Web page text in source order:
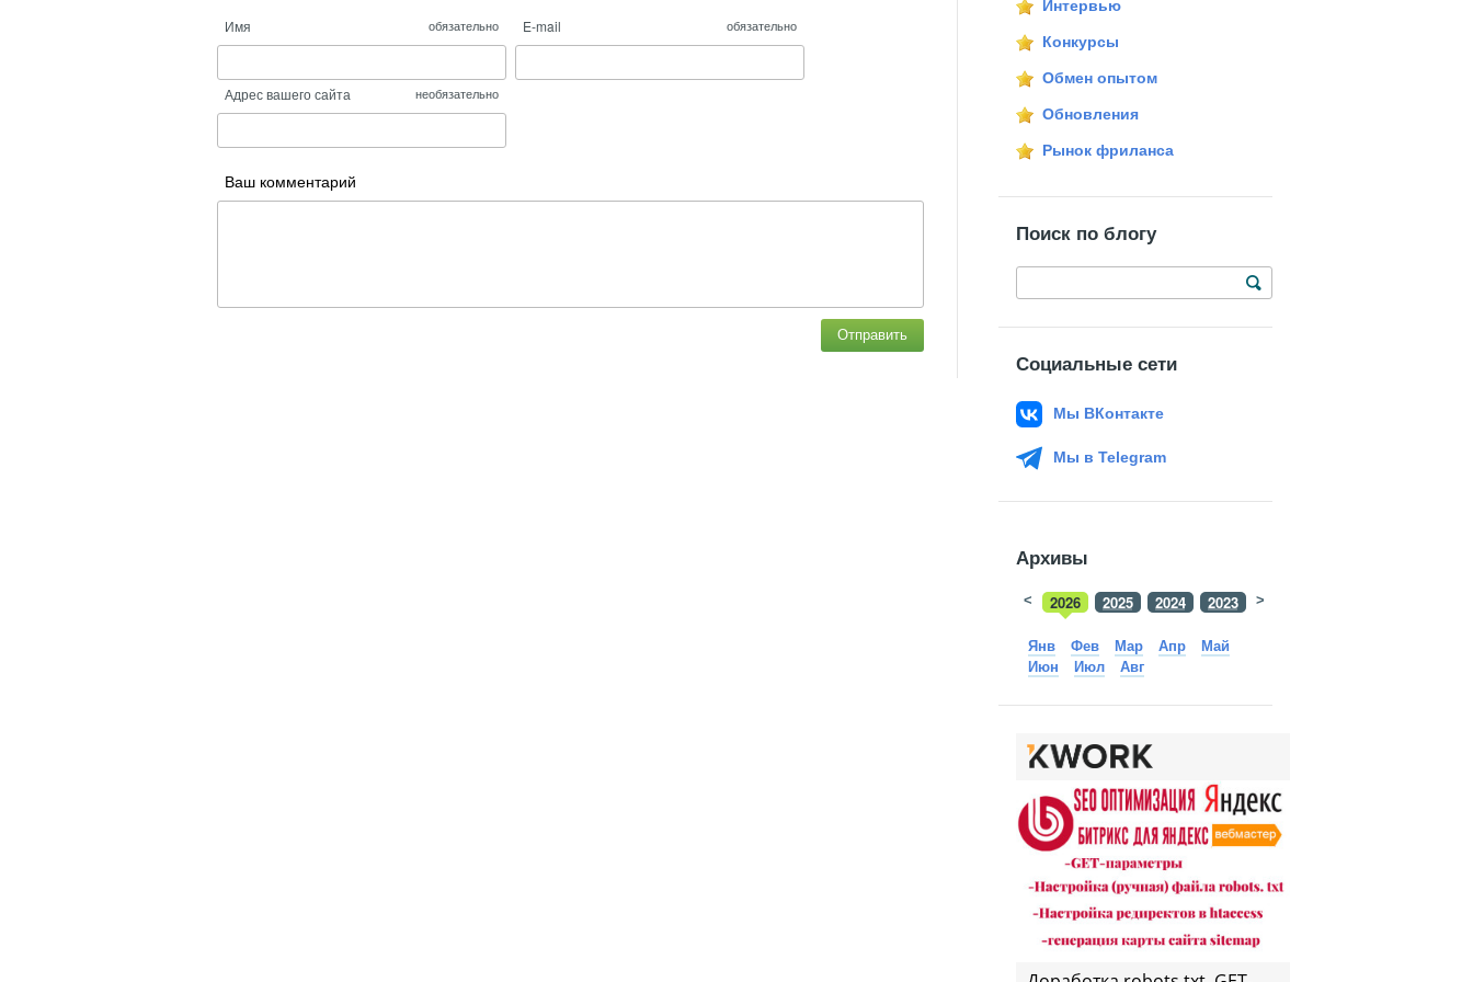
Имя обязательно E-mail обязательно
Адрес вашего сайта необязательно
Ваш комментарий
Отправить
Интервью
Конкурсы
Обмен опытом
Обновления
Рынок фриланса
Поиск по блогу
Социальные сети
Мы ВКонтакте
Мы в Telegram
Архивы
2026 2025 2024 2023 2022
< >
Янв Фев Мар Апр
Май
Июн
Июл Авг